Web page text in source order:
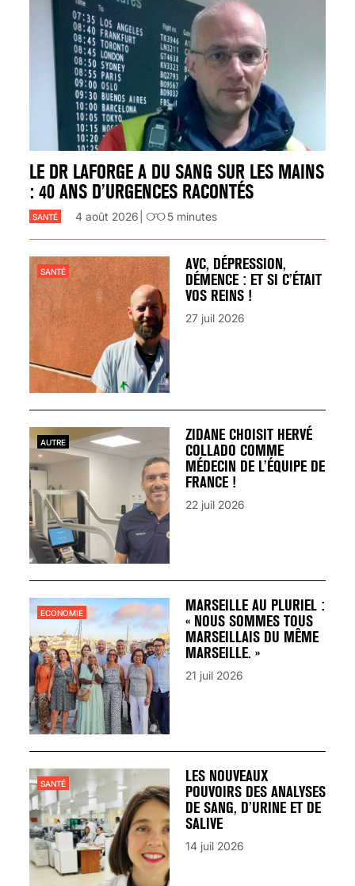
LE DR LAFORGE A DU SANG SUR LES MAINS
: 40 ANS D’URGENCES RACONTÉS
SANTÉ 4 août 2026 5 minutes
AVC, DÉPRESSION,
DÉMENCE : ET SI C’ÉTAIT
VOS REINS !
SANTÉ
27 juil 2026
ZIDANE CHOISIT HERVÉ
COLLADO COMME
MÉDECIN DE L’ÉQUIPE DE
FRANCE !
AUTRE
22 juil 2026
MARSEILLE AU PLURIEL :
« NOUS SOMMES TOUS
MARSEILLAIS DU MÊME
MARSEILLE. »
ECONOMIE
21 juil 2026
LES NOUVEAUX
POUVOIRS DES ANALYSES
DE SANG, D’URINE ET DE
SALIVE
SANTÉ
14 juil 2026